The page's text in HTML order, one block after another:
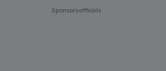
Sponsors officiels